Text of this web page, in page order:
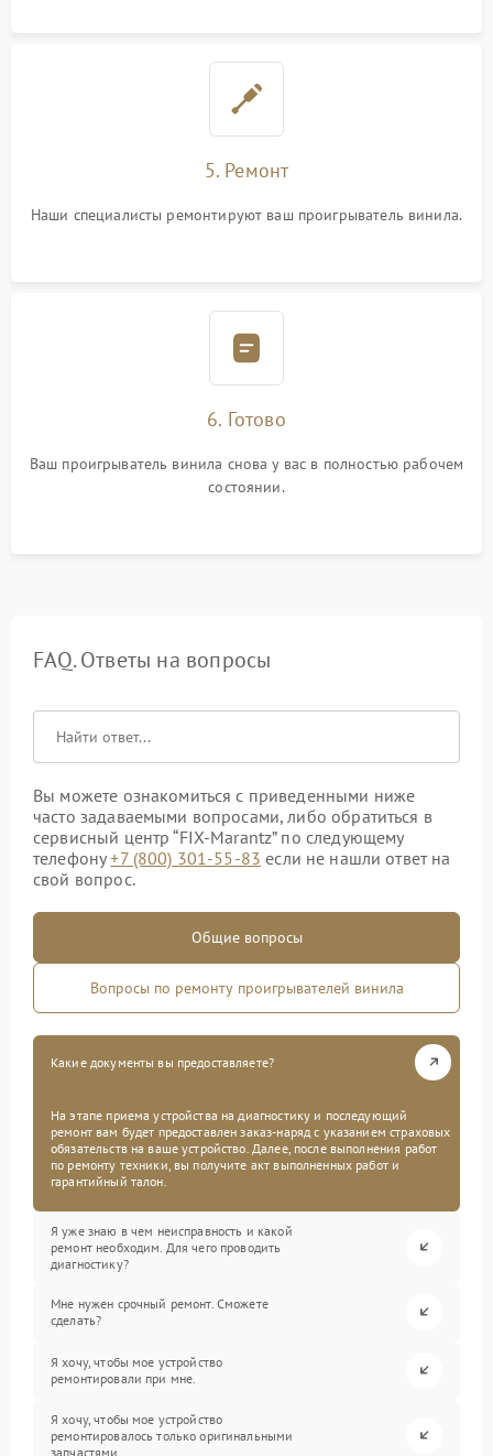
5. Ремонт
Наши специалисты ремонтируют ваш проигрыватель винила.
6. Готово
Ваш проигрыватель винила снова у вас в полностью рабочем
состоянии.
FAQ. Ответы на вопросы
Вы можете ознакомиться с приведенными ниже
часто задаваемыми вопросами, либо обратиться в
сервисный центр “FIX-Marantz” по следующему
телефону+7 (800) 301-55-83 если не нашли ответ на
свой вопрос.
Общие вопросы
Вопросы по ремонту проигрывателей винила
Какие документы вы предоставляете?
На этапе приема устройства на диагностику и последующий
ремонт вам будет предоставлен заказ-наряд с указанием страховых
обязательств на ваше устройство. Далее, после выполнения работ
по ремонту техники, вы получите акт выполненных работ и
гарантийный талон.
Я уже знаю в чем неисправность и какой
ремонт необходим. Для чего проводить
диагностику?
Мне нужен срочный ремонт. Сможете
сделать?
Я хочу, чтобы мое устройство
ремонтировали при мне.
Я хочу, чтобы мое устройство
ремонтировалось только оригинальными
запчастями.